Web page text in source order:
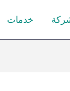
خدمات